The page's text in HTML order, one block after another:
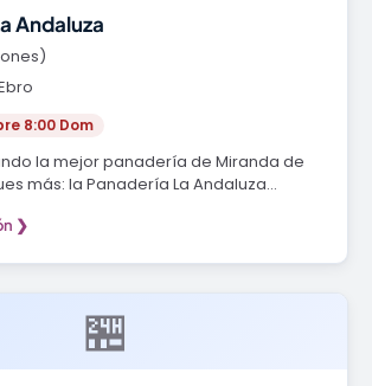
Andaluza
8:00 Dom
la mejor panadería de Miranda de
más: la Panadería La Andaluza…
❯
🏪